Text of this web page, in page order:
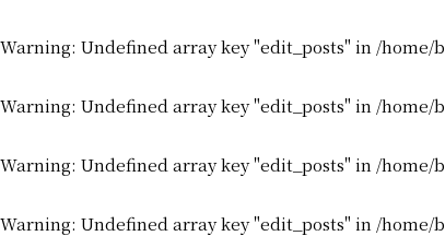
Warning: Undefined array key "edit_posts" in /home/
Warning: Undefined array key "edit_posts" in /home/
Warning: Undefined array key "edit_posts" in /home/
Warning: Undefined array key "edit_posts" in /home/